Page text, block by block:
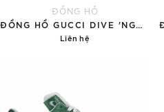
ĐỒNG HỒ
Liên hệ